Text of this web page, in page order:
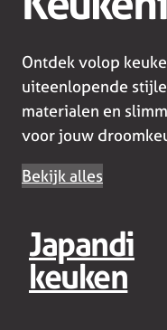
Ontdek volop
uiteenlopende
materialen en
voor jouw
Bekijk alles
Japandi
keuken